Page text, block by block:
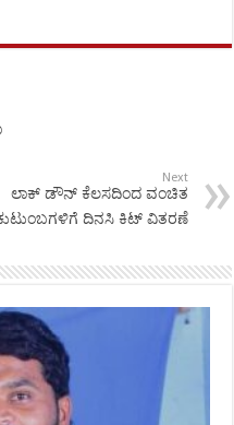
Next
ಲಾಕ್ ಡೌನ್ ಕೆಲಸದಿಂದ ವಂಚಿತ
ದಿನಸಿ ಕಿಟ್ ವಿತರಣೆ